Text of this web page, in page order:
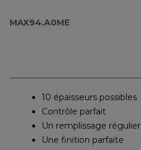
MAX94.A0ME
10 épaisseurs possibles
Contrôle parfait
Un remplissage régulier
Une finition parfaite